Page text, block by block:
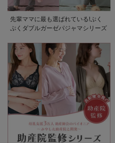
先輩ママに最も選ばれている!ぷく
ぷくダブルガーゼパジャマシリーズ